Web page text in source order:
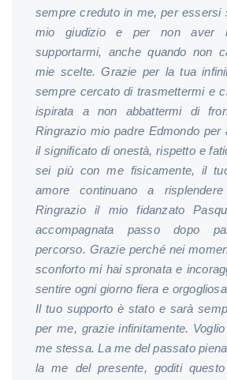
sempre creduto in me, per essersi
mio giudizio e per non aver
supportarmi, anche quando non
mie scelte. Grazie per la tua
sempre cercato di trasmettermi e
ispirata a non abbattermi di
Ringrazio mio padre Edmondo per
il significato di onestà, rispetto e
sei più con me fisicamente, il
amore continuano a
Ringrazio il mio fidanzato
accompagnata passo dopo
percorso. Grazie perché nei
sconforto mi hai spronata e
sentire ogni giorno fiera e
Il tuo supporto è stato e sarà
per me, grazie infinitamente.
me stessa. La me del passato
la me del presente, goditi